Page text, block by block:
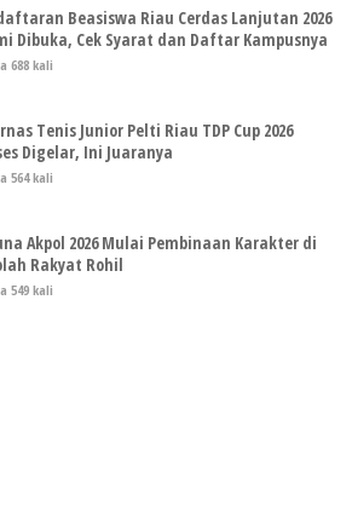
Beasiswa Riau Cerdas Lanjutan 2026
Dibuka, Cek Syarat dan Daftar Kampusnya
688 kali
Tenis Junior Pelti Riau TDP Cup 2026
Digelar, Ini Juaranya
564 kali
Akpol 2026 Mulai Pembinaan Karakter di
Rakyat Rohil
549 kali